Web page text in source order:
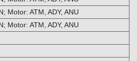
Motor: ATM, ADY, ANU
Motor: ATM, ADY, ANU